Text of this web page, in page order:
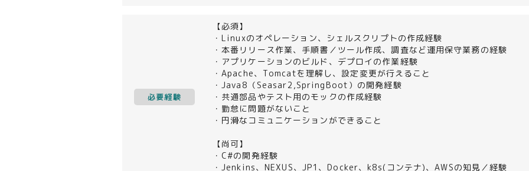
必要経験
【必須】
・Linuxのオペレーション、シェルスクリプトの作成経験
・本番リリース作業、手順書／ツール作成、調査など運用保守業務の経験
・アプリケーションのビルド、デプロイの作業経験
・Apache、Tomcatを理解し、設定変更が行えること
・Java8（Seasar2,SpringBoot）の開発経験
・共通部品やテスト用のモックの作成経験
・勤怠に問題がないこと
・円滑なコミュニケーションができること
【尚可】
・C#の開発経験
・Jenkins、NEXUS、JP1、Docker、k8s(コンテナ)、AWSの知見／経験